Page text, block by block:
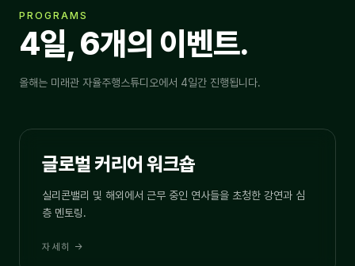
PROGRAMS
4일, 6개의 이벤트.
올해는 미래관 자율주행스튜디오에서 4일간 진행됩니다.
글로벌 커리어 워크숍
실리콘밸리 및 해외에서 근무 중인 연사들을 초청한 강연과 심
층 멘토링.
자세히 →